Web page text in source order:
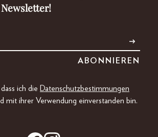
ich die Datenschutzbestimmungen
mit ihrer Verwendung einverstanden bin.